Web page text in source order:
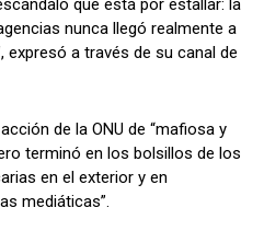
que está por estallar: la
nunca llegó realmente a
expresó a través de su canal de
de la ONU de “mafiosa y
terminó en los bolsillos de los
en el exterior y en
mediáticas”.